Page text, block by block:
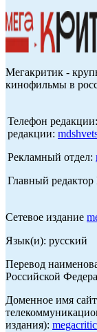
Мегакритик -
кинофильмы в
Телефон
редакции:
Рекламный отдел:
Главный
Сетевое издание
Язык(и): русский
Перевод
Российской
Доменное имя
издания):